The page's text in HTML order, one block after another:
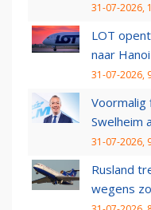
31-07-2026,
LOT
naar Hanoi
31-07-2026,
Voormalig
Swelheim
31-07-2026,
Rusland
wegens